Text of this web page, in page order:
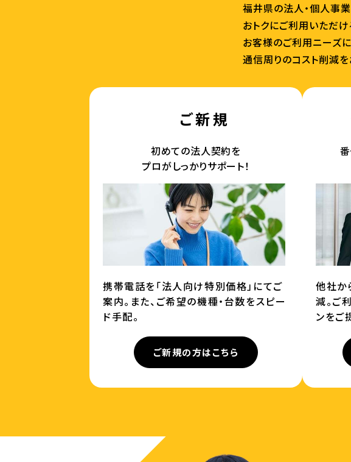
福井県の法人・個人事業
おトクにご利用いただけ
お客様のご利用ニーズ
通信周りのコスト削減
ご新規
初めての法人契約を
プロがしっかりサポート！
携帯電話を「法人向け特別価格」にてご
案内。また、ご希望の機種・台数をスピー
ド手配。
ご新規の方はこちら
他社か
減。ご
ンをご